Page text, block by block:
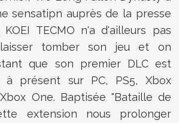
sensatipn auprès de la presse
TECMO n'a d'ailleurs pas
tomber son jeu et on
que son premier DLC est
à présent sur PC, PS5, Xbox
One. Baptisée "Bataille de
extension nous prolonger